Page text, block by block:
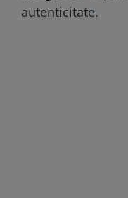
autenticitate.